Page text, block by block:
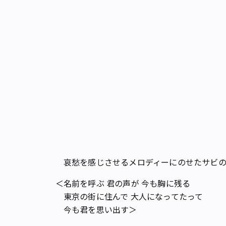
哀愁を感じさせるメロディーにのせたサビ
＜名前を呼ぶ 君の声が 今も胸に残る
東京の街に住んで 大人になってたって
今も君を思い出す＞